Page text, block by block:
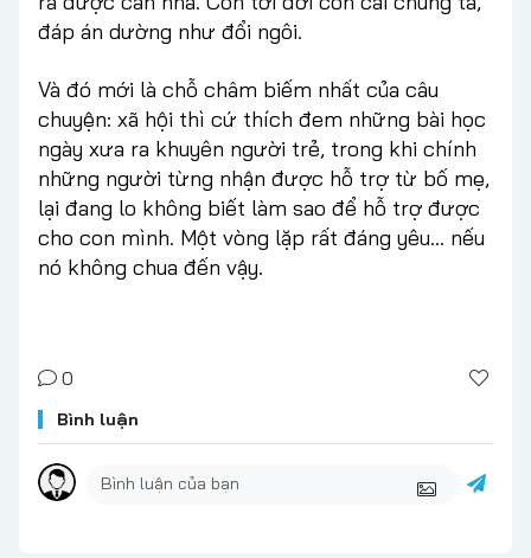
đáp án dường như đổi ngôi.
Và đó mới là chỗ châm biếm nhất của câu
chuyện: xã hội thì cứ thích đem những bài học
ngày xưa ra khuyên người trẻ, trong khi chính
những người từng nhận được hỗ trợ từ bố mẹ,
lại đang lo không biết làm sao để hỗ trợ được
cho con mình. Một vòng lặp rất đáng yêu… nếu
nó không chua đến vậy.
0
Bình luận